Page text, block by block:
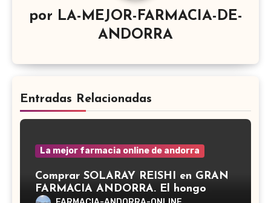
por LA-MEJOR-FARMACIA-DE-
ANDORRA
Entradas Relacionadas
La mejor farmacia online de andorra
Comprar SOLARAY REISHI en GRAN
FARMACIA ANDORRA. El hongo